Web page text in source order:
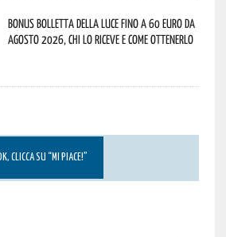
Bonus bolletta della luce fino a 60 euro da
agosto 2026, chi lo riceve e come ottenerlo
CLICCA SU “MI PIACE!”